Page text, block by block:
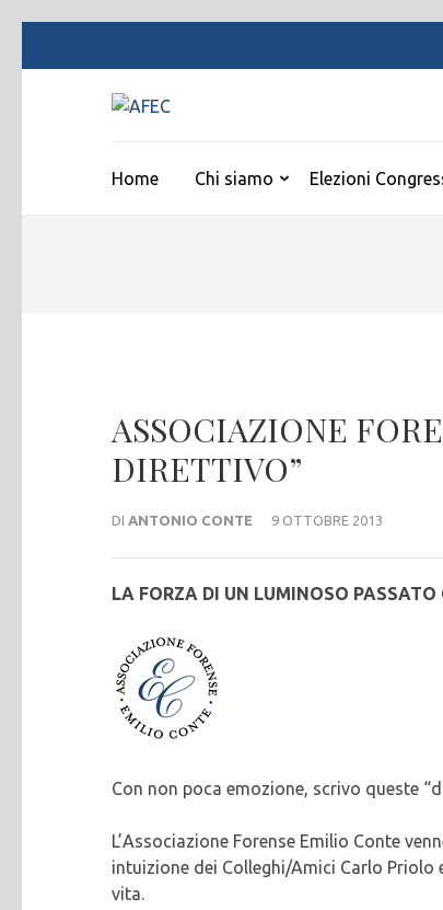
Home Chi siamo Elezioni
ASSOCIAZIONE
DIRETTIVO”
DI ANTONIO CONTE 9 OTTOBRE 2013
LA FORZA DI UN LUMINOSO
Con non poca emozione, scrivo queste
L’Associazione Forense Emilio Conte
intuizione dei Colleghi/Amici Carlo
vita.